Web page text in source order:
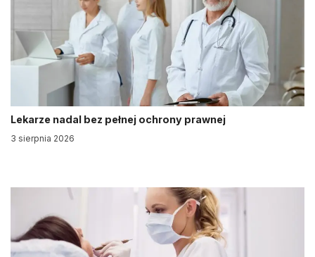
Lekarze nadal bez pełnej ochrony prawnej
3 sierpnia 2026